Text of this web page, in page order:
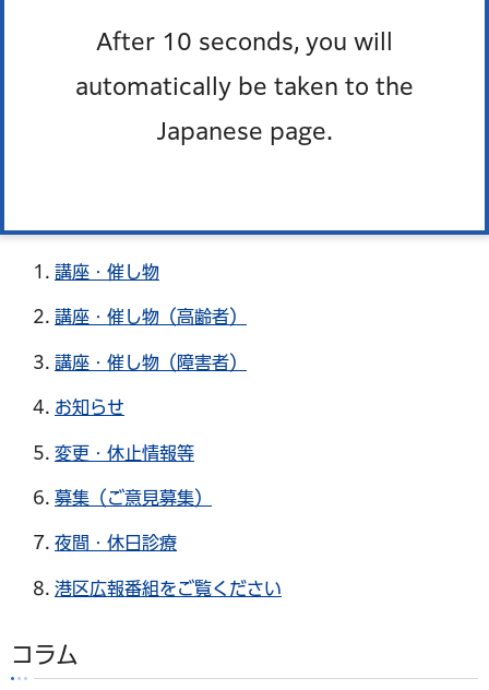
After 10 seconds, you will
automatically be taken to the
Japanese page.
障害児クラス）の入園のお知らせ
令和8年4月入園分 保育園入園申し込みのお知らせ
みなと相談ねっと リニューアルのお知らせ
講座・催し物
講座・催し物（高齢者）
講座・催し物（障害者）
お知らせ
変更・休止情報等
募集（ご意見募集）
夜間・休日診療
港区広報番組をご覧ください
コラム